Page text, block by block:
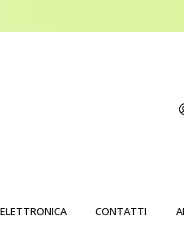
ELETTRONICA CONTATTI